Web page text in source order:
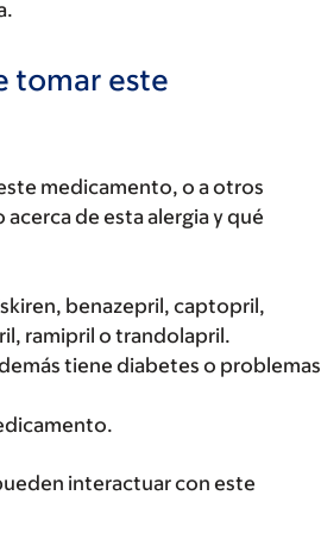
tomar este
medicamento, o a otros
de esta alergia y qué
benazepril, captopril,
ramipril o trandolapril.
tiene diabetes o problemas
interactuar con este